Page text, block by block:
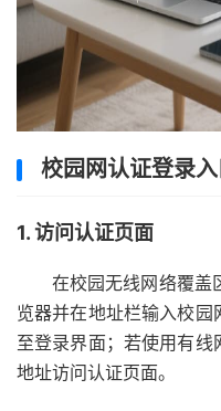
校园网认证登录
1. 访问认证页面
在校园无线网络覆盖
览器并在地址栏输入校
至登录界面；若使用有
地址访问认证页面。